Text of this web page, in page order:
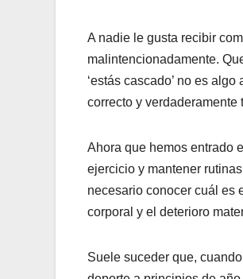
A nadie le gusta recibir
malintencionadamente.
‘estás cascado’ no es
correcto y
Ahora que hemos entrado
ejercicio y mantener
necesario conocer cuál es
corporal y el deterioro
Suele suceder que,